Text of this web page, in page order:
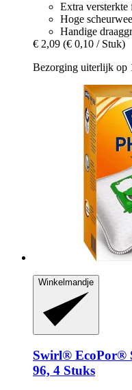
Extra versterkte
Hoge
Handige
€ 2,09 (€ 0,10 / Stuk)
Bezorging uiterlijk op
Winkelmandje
Swirl® EcoPor®
96, 4 Stuks